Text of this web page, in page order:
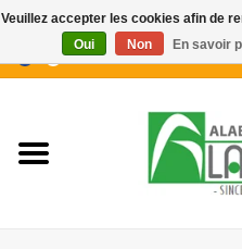
Nouveautés
Veuillez accepter les cookies afin de
Oui
Non En savoir